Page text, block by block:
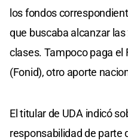
los fondos
que buscaba alcanzar
clases. Tampoco paga el
(Fonid), otro aporte
El titular de UDA indicó
responsabilidad de parte